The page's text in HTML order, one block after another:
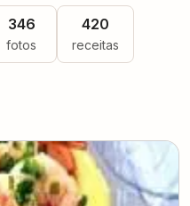
346
fotos
420
receitas